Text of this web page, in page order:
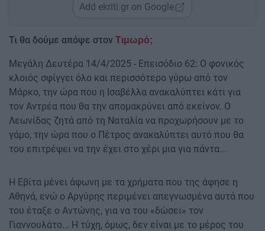
Add ekriti.gr on Google
Τι θα δούμε απόψε στον Τιμωρό;
Μεγάλη Δευτέρα 14/4/2025 - Επεισόδιο 62: Ο φονικός
κλοιός σφίγγει όλο και περισσότερο γύρω από τον
Μάρκο, την ώρα που η Ισαβέλλα ανακαλύπτει κάτι για
τον Αντρέα που θα την απομακρύνει από εκείνον. Ο
Λεωνίδας ζητά από τη Ναταλία να προχωρήσουν με το
γάμο, την ώρα που ο Πέτρος ανακαλύπτει αυτό που θα
του επιτρέψει να την έχει στο χέρι μια για πάντα...
Η Εβίτα μένει άφωνη με τα χρήματα που της άφησε η
Αθηνά, ενώ ο Αργύρης περιμένει απεγνωσμένα αυτά που
του έταξε ο Αντώνης, για να του «δώσει» τον
Γιαννουλάτο... Η τύχη, όμως, δεν είναι με το μέρος του